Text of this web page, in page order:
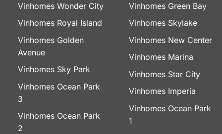
Vinhomes Wonder City
Vinhomes Royal Island
Vinhomes Golden
Avenue
Vinhomes Sky Park
Vinhomes Ocean Park
3
Vinhomes Ocean Park
2
Vinhomes Green Bay
Vinhomes Skylake
Vinhomes New Center
Vinhomes Marina
Vinhomes Star City
Vinhomes Imperia
Vinhomes Ocean Park
1